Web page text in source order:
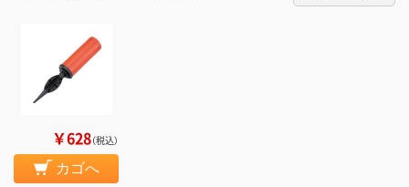
￥628（税込）
カゴへ